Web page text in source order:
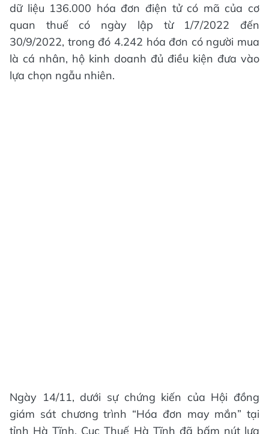
dữ liệu 136.000 hóa đơn điện tử có mã của cơ
quan thuế có ngày lập từ 1/7/2022 đến
30/9/2022, trong đó 4.242 hóa đơn có người mua
là cá nhân, hộ kinh doanh đủ điều kiện đưa vào
lựa chọn ngẫu nhiên.
Ngày 14/11, dưới sự chứng kiến của Hội đồng
giám sát chương trình “Hóa đơn may mắn” tại
tỉnh Hà Tĩnh, Cục Thuế Hà Tĩnh đã bấm nút lựa